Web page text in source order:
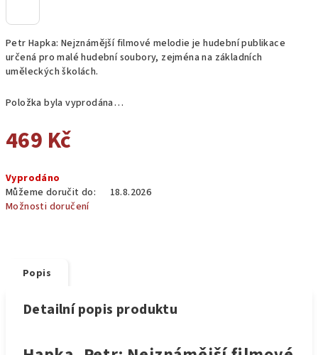
Petr Hapka: Nejznámější filmové melodie je hudební publikace
určená pro malé hudební soubory, zejména na základních
uměleckých školách.
Položka byla vyprodána…
469 Kč
cena:
Vyprodáno
Můžeme doručit do:
18.8.2026
Možnosti doručení
Popis
Detailní popis produktu